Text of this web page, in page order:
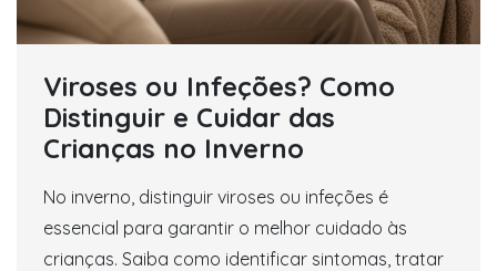
Viroses ou Infeções? Como
Distinguir e Cuidar das
Crianças no Inverno
No inverno, distinguir viroses ou infeções é
essencial para garantir o melhor cuidado às
crianças. Saiba como identificar sintomas, tratar